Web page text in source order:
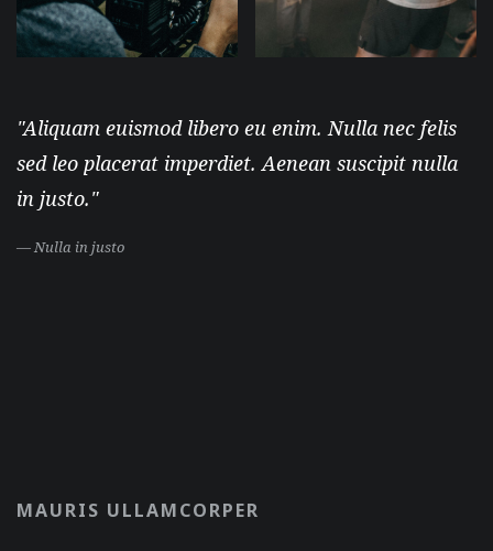
"Aliquam euismod libero eu enim. Nulla nec felis
sed leo placerat imperdiet. Aenean suscipit nulla
in justo."
— Nulla in justo
MAURIS ULLAMCORPER